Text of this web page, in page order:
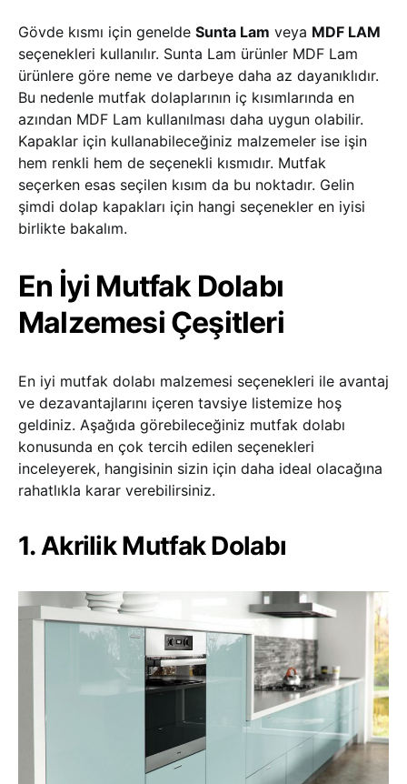
Gövde kısmı için genelde Sunta Lam veya MDF LAM
seçenekleri kullanılır. Sunta Lam ürünler MDF Lam
ürünlere göre neme ve darbeye daha az dayanıklıdır.
Bu nedenle mutfak dolaplarının iç kısımlarında en
azından MDF Lam kullanılması daha uygun olabilir.
Kapaklar için kullanabileceğiniz malzemeler ise işin
hem renkli hem de seçenekli kısmıdır. Mutfak
seçerken esas seçilen kısım da bu noktadır. Gelin
şimdi dolap kapakları için hangi seçenekler en iyisi
birlikte bakalım.
En İyi Mutfak Dolabı
Malzemesi Çeşitleri
En iyi mutfak dolabı malzemesi seçenekleri ile avantaj
ve dezavantajlarını içeren tavsiye listemize hoş
geldiniz. Aşağıda görebileceğiniz mutfak dolabı
konusunda en çok tercih edilen seçenekleri
inceleyerek, hangisinin sizin için daha ideal olacağına
rahatlıkla karar verebilirsiniz.
1. Akrilik Mutfak Dolabı